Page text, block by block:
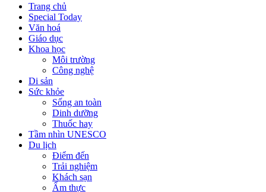
Trang chủ
Special Today
Văn hoá
Giáo dục
Khoa học
Môi trường
Công nghệ
Di sản
Sức khỏe
Sống an toàn
Dinh dưỡng
Thuốc hay
Tầm nhìn UNESCO
Du lịch
Điểm đến
Trải nghiệm
Khách sạn
Ẩm thực